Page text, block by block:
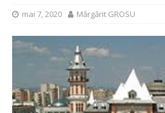
mai 7, 2020 Mărgărit GROSU